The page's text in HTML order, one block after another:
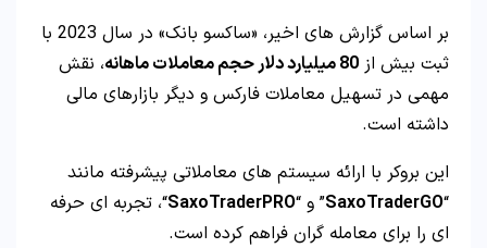
بر اساس گزارش‌ های اخیر، «ساکسو بانک» در سال 2023 با
ثبت بیش از 80 میلیارد دلار حجم معاملات ماهانه
، نقش
مهمی در تسهیل معاملات فارکس و دیگر بازارهای مالی
داشته است.
این بروکر با ارائه سیستم‌ های معاملاتی پیشرفته مانند
“
SaxoTraderGO” و “SaxoTraderPRO“، تجربه‌ ای حرفه‌
ای را برای معامله‌ گران فراهم کرده است.